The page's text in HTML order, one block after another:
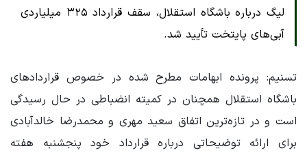
لیگ درباره باشگاه استقلال، سقف قرارداد ۳۲۵ میلیاردی
آبی‌های پایتخت تأیید شد.
تسنیم: پرونده ابهامات مطرح شده در خصوص قراردادهای
باشگاه استقلال همچنان در کمیته انضباطی در حال رسیدگی
است و در تازه‌ترین اتفاق سعید مهری و محمدرضا خالدآبادی
برای ارائه توضیحاتی درباره قرارداد خود پنجشنبه هفته